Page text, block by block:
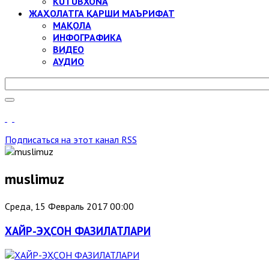
ЖАҲОЛАТГА ҚАРШИ МАЪРИФАТ
МАҚОЛА
ИНФОГРАФИКА
ВИДЕО
АУДИО
Подписаться на этот канал RSS
muslimuz
Среда, 15 Февраль 2017 00:00
ХАЙР-ЭҲСОН ФАЗИЛАТЛАРИ